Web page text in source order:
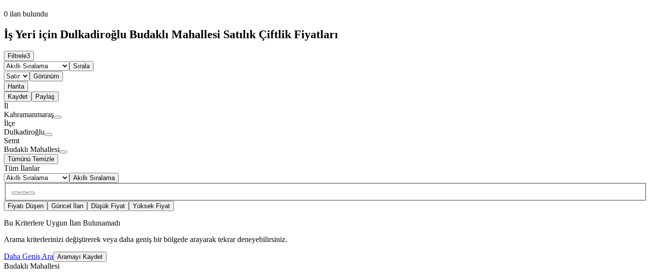
0 ilan bulundu
İş Yeri için Dulkadiroğlu Budaklı Mahallesi Satılık Çiftlik Fiyatları
Filtrele3
Sırala
Görünüm
Harita
Kaydet
Paylaş
İl
Kahramanmaraş
İlçe
Dulkadiroğlu
Semt
Budaklı Mahallesi
Tümünü Temizle
Tüm İlanlar
Akıllı Sıralama
Fiyatı Düşen Güncel İlan Düşük Fiyat Yüksek Fiyat
Bu Kriterlere Uygun İlan Bulunamadı
Arama kriterlerinizi değiştirerek veya daha geniş bir bölgede arayarak tekrar deneyebilirsiniz.
Daha Geniş Ara Aramayı Kaydet
Budaklı Mahallesi